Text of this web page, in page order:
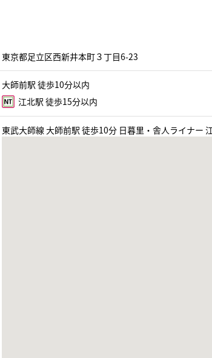
東京都足立区西新井本町３丁目6-23
大師前駅 徒歩10分以内
江北駅 徒歩15分以内
東武大師線 大師前駅 徒歩10分 日暮里・舎人ライナー